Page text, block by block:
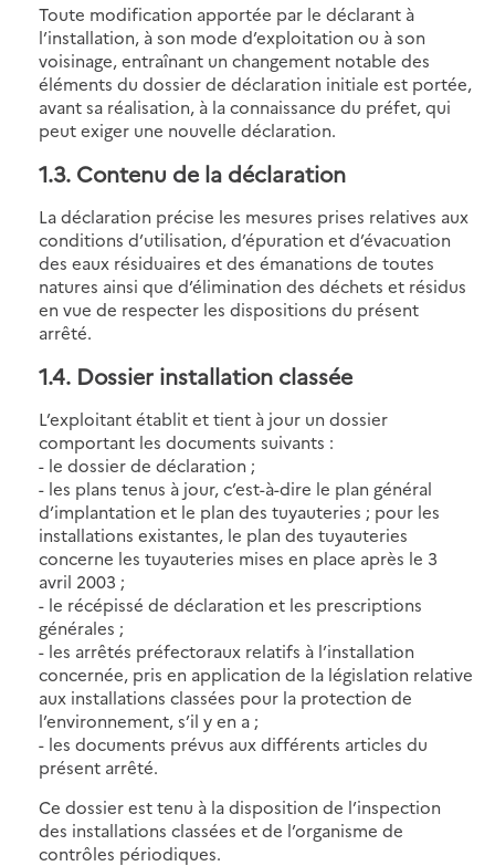
Toute modification apportée par le déclarant à
l’installation, à son mode d’exploitation ou à son
voisinage, entraînant un changement notable des
éléments du dossier de déclaration initiale est portée,
avant sa réalisation, à la connaissance du préfet, qui
peut exiger une nouvelle déclaration.
1.3. Contenu de la déclaration
La déclaration précise les mesures prises relatives aux
conditions d’utilisation, d’épuration et d’évacuation
des eaux résiduaires et des émanations de toutes
natures ainsi que d’élimination des déchets et résidus
en vue de respecter les dispositions du présent
arrêté.
1.4. Dossier installation classée
L’exploitant établit et tient à jour un dossier
comportant les documents suivants :
- le dossier de déclaration ;
- les plans tenus à jour, c’est-à-dire le plan général
d’implantation et le plan des tuyauteries ; pour les
installations existantes, le plan des tuyauteries
concerne les tuyauteries mises en place après le 3
avril 2003 ;
- le récépissé de déclaration et les prescriptions
générales ;
- les arrêtés préfectoraux relatifs à l’installation
concernée, pris en application de la législation relative
aux installations classées pour la protection de
l’environnement, s’il y en a ;
- les documents prévus aux différents articles du
présent arrêté.
Ce dossier est tenu à la disposition de l’inspection
des installations classées et de l’organisme de
contrôles périodiques.